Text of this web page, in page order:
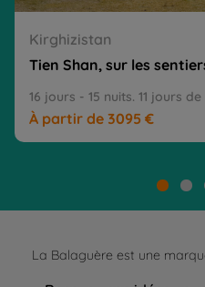
Kirghizistan
Tien Shan, sur les
16 jours - 15 nuits. 11 jours
À partir de 3095 €
La Balaguère est une